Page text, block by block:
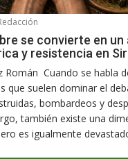
se convierte en un
y resistencia en
Román Cuando se habla
que suelen dominar el
bombardeos y
también existe una
es igualmente